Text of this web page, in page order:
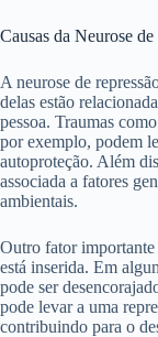
Causas da Neurose de
A neurose de
delas estão
pessoa. Traumas
por exemplo, podem
autoproteção. Além
associada a fatores
ambientais.
Outro fator importante
está inserida. Em
pode ser
pode levar a uma
contribuindo para o